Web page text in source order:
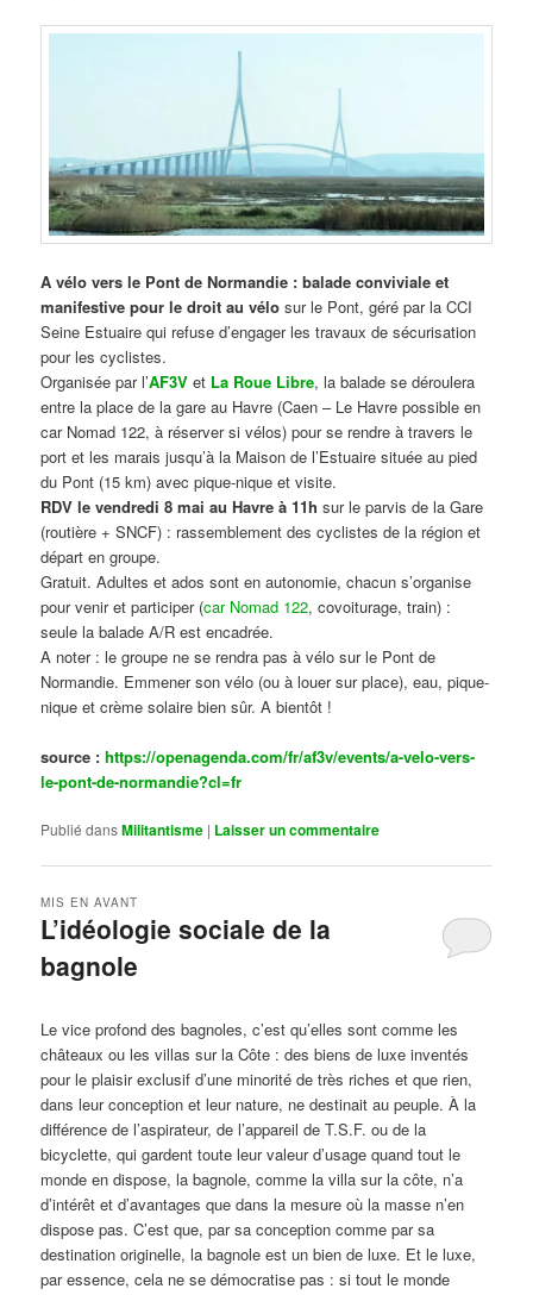
A vélo vers le Pont de Normandie : balade conviviale et
manifestive pour le droit au vélo sur le Pont, géré par la CCI
Seine Estuaire qui refuse d’engager les travaux de sécurisation
pour les cyclistes.
Organisée par l’AF3V et La Roue Libre, la balade se déroulera
entre la place de la gare au Havre (Caen – Le Havre possible en
car Nomad 122, à réserver si vélos) pour se rendre à travers le
port et les marais jusqu’à la Maison de l’Estuaire située au pied
du Pont (15 km) avec pique-nique et visite.
RDV le vendredi 8 mai au Havre à 11h sur le parvis de la Gare
(routière + SNCF) : rassemblement des cyclistes de la région et
départ en groupe.
Gratuit. Adultes et ados sont en autonomie, chacun s’organise
pour venir et participer (car Nomad 122, covoiturage, train) :
seule la balade A/R est encadrée.
A noter : le groupe ne se rendra pas à vélo sur le Pont de
Normandie. Emmener son vélo (ou à louer sur place), eau, pique-
nique et crème solaire bien sûr. A bientôt !
source :https://openagenda.com/fr/af3v/events/a-velo-vers-
le-pont-de-normandie?cl=fr
Publié dansMilitantisme | Laisser un commentaire
L’idéologie sociale de la
bagnole
MIS EN AVANT
Le vice profond des bagnoles, c’est qu’elles sont comme les
châteaux ou les villas sur la Côte : des biens de luxe inventés
pour le plaisir exclusif d’une minorité de très riches et que rien,
dans leur conception et leur nature, ne destinait au peuple. À la
différence de l’aspirateur, de l’appareil de T.S.F. ou de la
bicyclette, qui gardent toute leur valeur d’usage quand tout le
monde en dispose, la bagnole, comme la villa sur la côte, n’a
d’intérêt et d’avantages que dans la mesure où la masse n’en
dispose pas. C’est que, par sa conception comme par sa
destination originelle, la bagnole est un bien de luxe. Et le luxe,
par essence, cela ne se démocratise pas : si tout le monde